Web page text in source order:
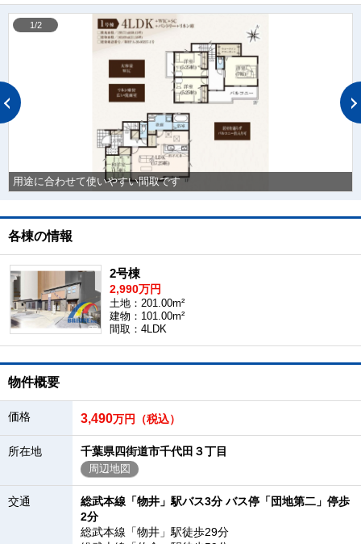
用途に合わせて使いやすい間取です
1/2
各棟の情報
2号棟
2,990万円
土地：201.00m²
建物：101.00m²
間取：4LDK
物件概要
価格 3,490万円（税込）
所在地 千葉県四街道市千代田３丁目
周辺地図
交通
総武本線「物井」駅バス3分 バス停「団地第二」停歩
2分
総武本線「物井」駅徒歩29分